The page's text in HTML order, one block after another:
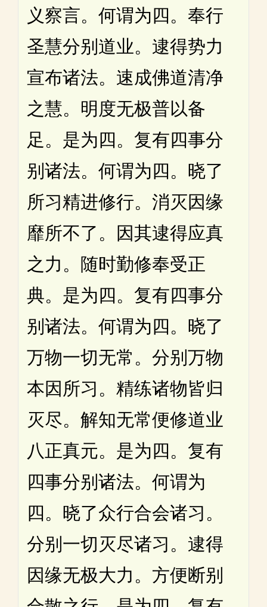
义察言。何谓为四。奉行
圣慧分别道业。逮得势力
宣布诸法。速成佛道清净
之慧。明度无极普以备
足。是为四。复有四事分
别诸法。何谓为四。晓了
所习精进修行。消灭因缘
靡所不了。因其逮得应真
之力。随时勤修奉受正
典。是为四。复有四事分
别诸法。何谓为四。晓了
万物一切无常。分别万物
本因所习。精练诸物皆归
灭尽。解知无常便修道业
八正真元。是为四。复有
四事分别诸法。何谓为
四。晓了众行合会诸习。
分别一切灭尽诸习。逮得
因缘无极大力。方便断别